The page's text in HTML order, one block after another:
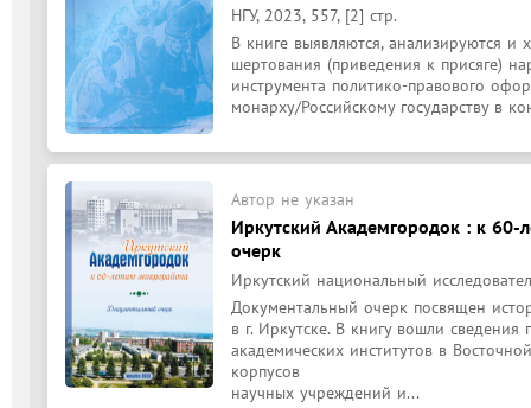
НГУ, 2023, 557, [2] стр.
В книге выявляются, анализируются и
шертования (приведения к присяге)
инструмента политико-правового
монарху/Российскому государству в
Автор не указан
Иркутский Академгородок : к
очерк
Иркутский национальный
Документальный очерк посвящен
в г. Иркутске. В книгу вошли
академических институтов в
корпусов
научных учреждений и...